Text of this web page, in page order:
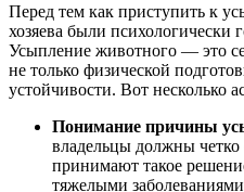
Перед тем как приступить к
хозяева были психологически
Усыпление животного — это
не только физической
устойчивости. Вот несколько
Понимание причины
владельцы должны четко
принимают такое
тяжелыми